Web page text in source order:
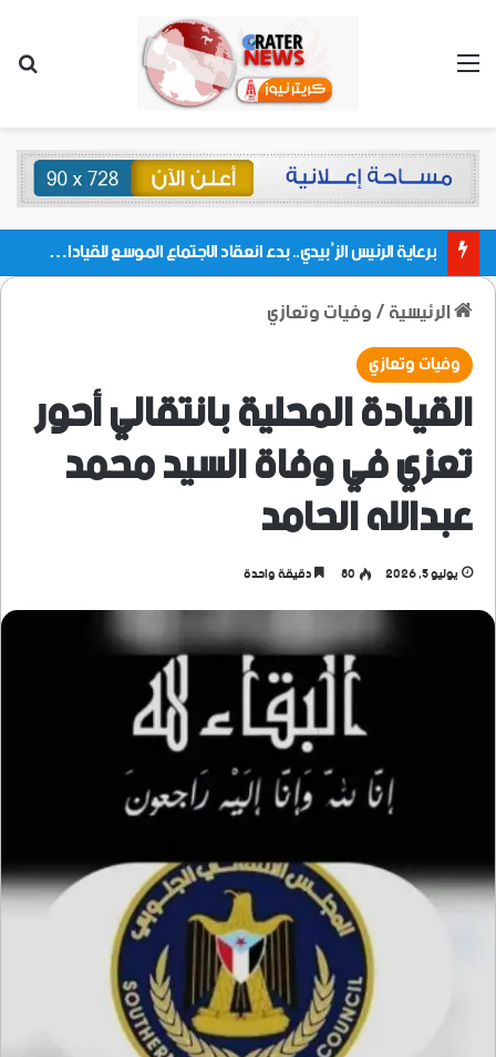
القائمة
برعاية الرئيس الزُبيدي.. بدء انعقاد الاجتماع الموسع للقيادات المحلية بالعاصمة ولمديريات وكتل مجلس العموم ومنسقيات الجامعة بالعاصمة عدن
الرئيسية/وفيات وتعازي
وفيات وتعازي
القيادة المحلية بانتقالي أحور
تعزي في وفاة السيد محمد
عبدالله الحامد
يوليو 5, 2026 80 دقيقة واحدة